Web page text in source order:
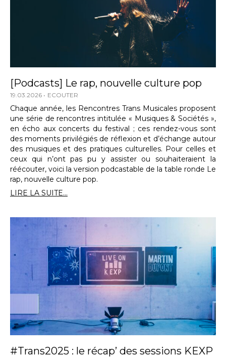
[Podcasts] Le rap, nouvelle culture pop
19.03.2026 ECOUTER
Chaque année, les Rencontres Trans Musicales proposent
une série de rencontres intitulée « Musiques & Sociétés »,
en écho aux concerts du festival ; ces rendez-vous sont
des moments privilégiés de réflexion et d’échange autour
des musiques et des pratiques culturelles. Pour celles et
ceux qui n’ont pas pu y assister ou souhaiteraient la
réécouter, voici la version podcastable de la table ronde Le
rap, nouvelle culture pop.
LIRE LA SUITE...
#Trans2025 : le récap’ des sessions KEXP